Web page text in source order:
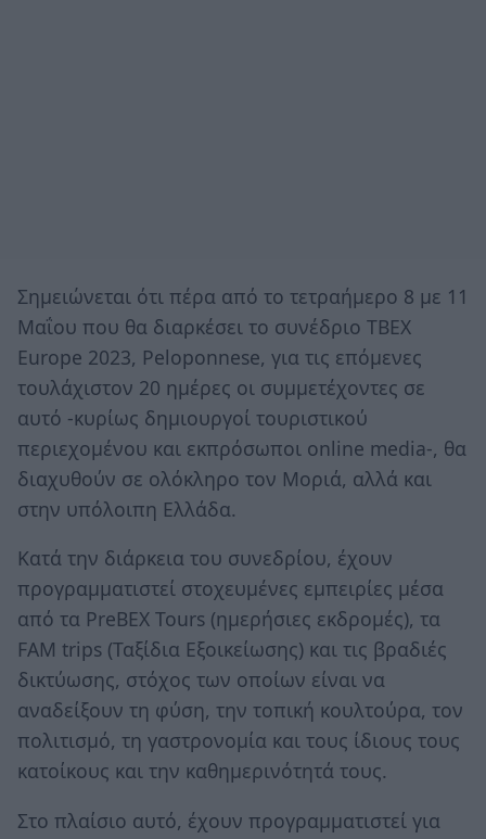
Σημειώνεται ότι πέρα από το τετραήμερο 8 με 11
Μαΐου που θα διαρκέσει το συνέδριο TBEX
Europe 2023, Peloponnese, για τις επόμενες
τουλάχιστον 20 ημέρες οι συμμετέχοντες σε
αυτό -κυρίως δημιουργοί τουριστικού
περιεχομένου και εκπρόσωποι online media-, θα
διαχυθούν σε ολόκληρο τον Μοριά, αλλά και
στην υπόλοιπη Ελλάδα.
Kατά την διάρκεια του συνεδρίου, έχουν
προγραμματιστεί στοχευμένες εμπειρίες μέσα
από τα PreBEX Tours (ημερήσιες εκδρομές), τα
FAM trips (Ταξίδια Εξοικείωσης) και τις βραδιές
δικτύωσης, στόχος των οποίων είναι να
αναδείξουν τη φύση, την τοπική κουλτούρα, τον
πολιτισμό, τη γαστρονομία και τους ίδιους τους
κατοίκους και την καθημερινότητά τους.
Στο πλαίσιο αυτό, έχουν προγραμματιστεί για